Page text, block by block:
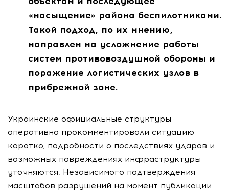
«насыщение» района беспилотниками.
Такой подход, по их мнению,
направлен на усложнение работы
систем противовоздушной обороны и
поражение логистических узлов в
прибрежной зоне.
Украинские официальные структуры
оперативно прокомментировали ситуацию
коротко, подробности о последствиях ударов и
возможных повреждениях инфраструктуры
уточняются. Независимого подтверждения
масштабов разрушений на момент публикации